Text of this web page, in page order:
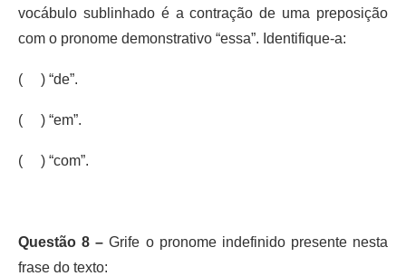
vocábulo sublinhado é a contração de uma preposição
com o pronome demonstrativo “essa”. Identifique-a:
( ) “de”.
( ) “em”.
( ) “com”.
Questão 8 –Grife o pronome indefinido presente nesta
frase do texto: